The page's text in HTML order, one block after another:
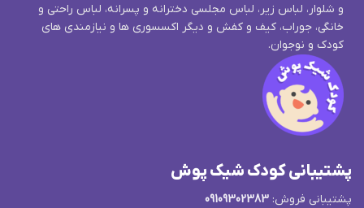
و شلوار، لباس زیر، لباس مجلسی دخترانه و پسرانه، لباس راحتی و
خانگی، جوراب، کیف و کفش و دیگر اکسسوری ها و نیازمندی های
کودک و نوجوان.
پشتیبانی کودک شیک پوش
پشتیبانی فروش: 09109302383